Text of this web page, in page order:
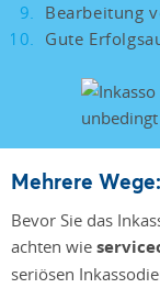
Bearbeitung
Gute
Mehrere
Bevor Sie das
achten wie
seriösen